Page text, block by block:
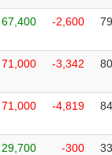
67,400 -2,600
71,000 -3,342
71,000 -4,819
29,700 -300